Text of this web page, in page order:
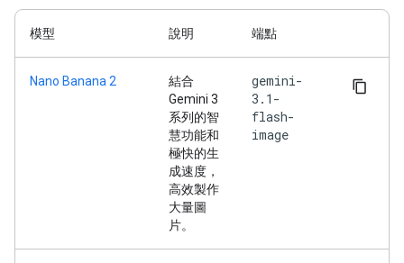
模型 說明 端點
Nano Banana 2
結合
Gemini 3
系列的智
慧功能和
極快的生
成速度，
高效製作
大量圖
片。
gemini-
3.1-
flash-
image